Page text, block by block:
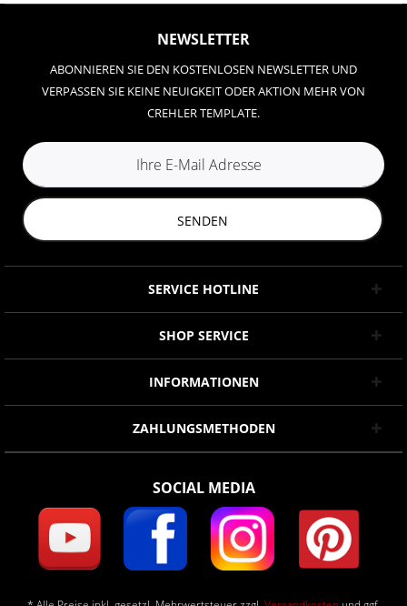
NEWSLETTER
ABONNIEREN SIE DEN KOSTENLOSEN NEWSLETTER UND
VERPASSEN SIE KEINE NEUIGKEIT ODER AKTION MEHR VON
CREHLER TEMPLATE.
SENDEN
SERVICE HOTLINE
SHOP SERVICE
INFORMATIONEN
ZAHLUNGSMETHODEN
SOCIAL MEDIA